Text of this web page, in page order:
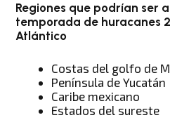
Regiones que podrían ser
temporada de huracanes
Atlántico
Costas del golfo de
Península de Yucatán
Caribe mexicano
Estados del sureste